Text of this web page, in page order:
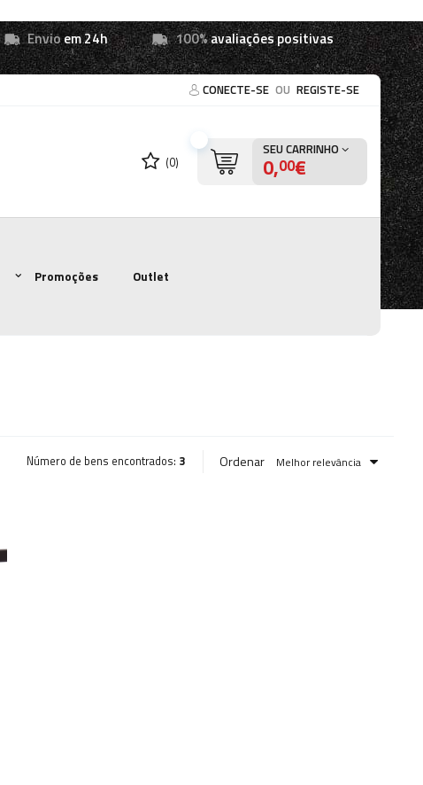
Envioem 24h 100%avaliações positivas
CONECTE-SE OU REGISTE-SE
(0)
SEU CARRINHO
0,00€
Promoções Outlet
Número de bens encontrados: 3 Ordenar Melhor relevância